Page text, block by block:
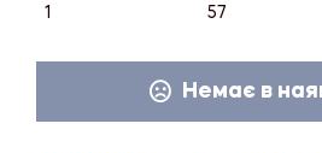
1 57
Немає в